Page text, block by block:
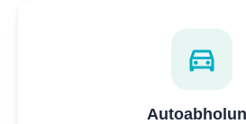
directions_car